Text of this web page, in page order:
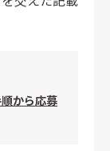
から応募